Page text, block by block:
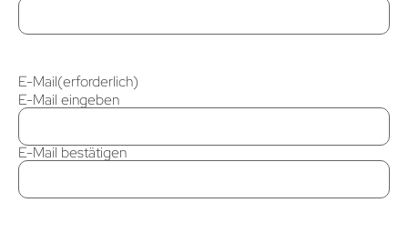
E-Mail(erforderlich)
E-Mail eingeben
E-Mail bestätigen